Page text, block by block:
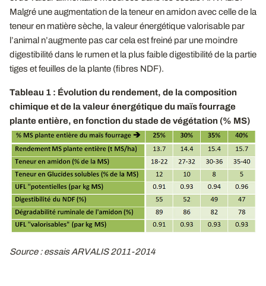
Malgré une augmentation de la teneur en amidon avec celle de la
teneur en matière sèche, la valeur énergétique valorisable par
l’animal n’augmente pas car cela est freiné par une moindre
digestibilité dans le rumen et la plus faible digestibilité de la partie
tiges et feuilles de la plante (fibres NDF).
Tableau 1 : Évolution du rendement, de la composition
chimique et de la valeur énergétique du maïs fourrage
plante entière, en fonction du stade de végétation (% MS)
Source : essais ARVALIS 2011-2014